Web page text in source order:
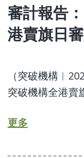
審計報告
港賣旗日
（突破機構
突破機構全港
更多